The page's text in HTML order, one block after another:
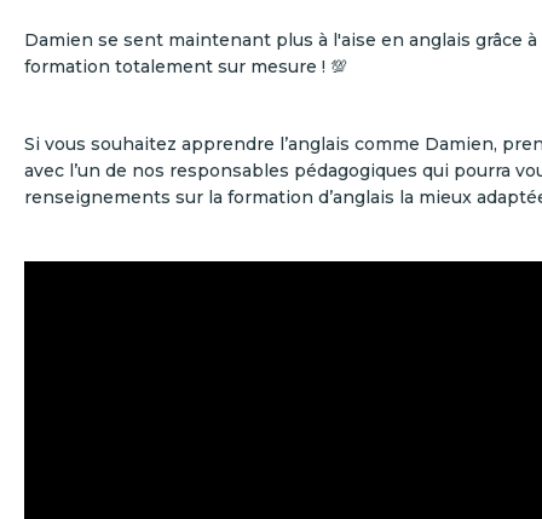
Damien se sent maintenant plus à l'aise en anglais grâce
formation totalement sur mesure ! 💯
Si vous souhaitez apprendre l’anglais comme Damien,
avec l’un de nos responsables pédagogiques qui pourra
renseignements sur la formation d’anglais la mieux